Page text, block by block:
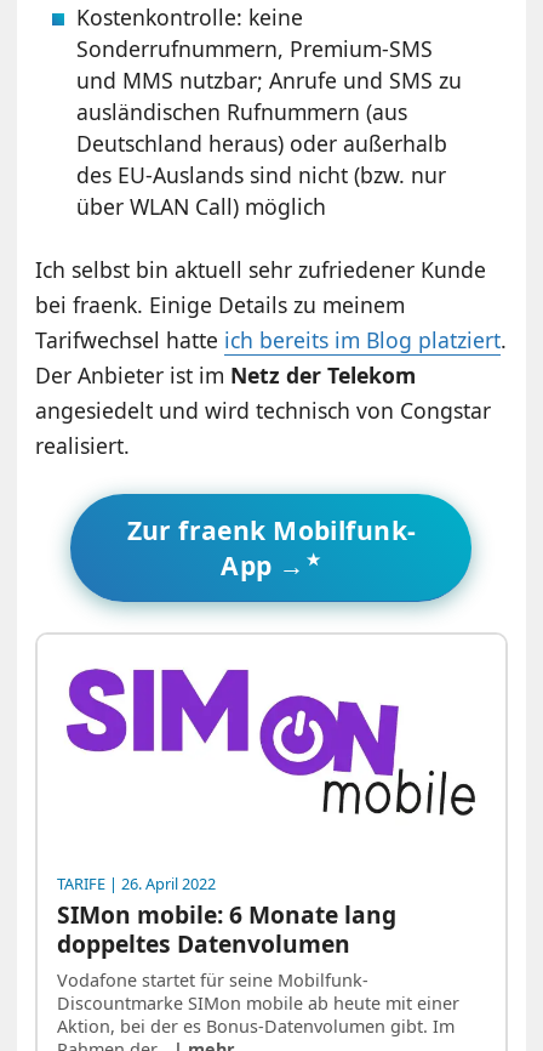
Kostenkontrolle: keine
Sonderrufnummern, Premium-SMS
und MMS nutzbar; Anrufe und SMS zu
ausländischen Rufnummern (aus
Deutschland heraus) oder außerhalb
des EU-Auslands sind nicht (bzw. nur
über WLAN Call) möglich
Ich selbst bin aktuell sehr zufriedener Kunde
bei fraenk. Einige Details zu meinem
Tarifwechsel hatte ich bereits im Blog platziert.
Der Anbieter ist im Netz der Telekom
angesiedelt und wird technisch von Congstar
realisiert.
Zur fraenk Mobilfunk-
App →
TARIFE | 26. April 2022
SIMon mobile: 6 Monate lang
doppeltes Datenvolumen
Vodafone startet für seine Mobilfunk-
Discountmarke SIMon mobile ab heute mit einer
Aktion, bei der es Bonus-Datenvolumen gibt. Im